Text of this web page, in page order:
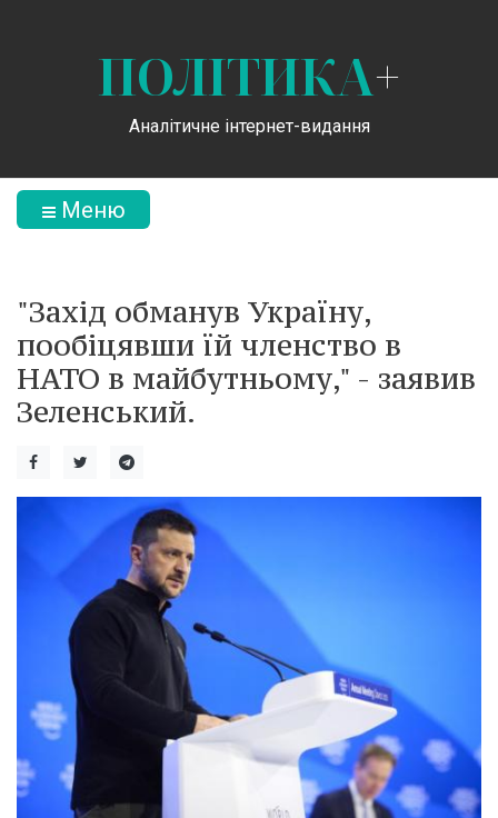
ПОЛІТИКА+
Аналітичне інтернет-видання
Меню
"Захід обманув Україну,
пообіцявши їй членство в
НАТО в майбутньому," - заявив
Зеленський.